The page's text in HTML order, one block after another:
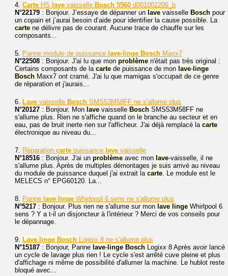
4. Carte HS lave vaisselle Bosch 5560 d001002206_b
N°22179 : Bonjour. J’essaye de dépanner un lave vaisselle Bosch pour
un copain et j’aurai besoin d’aide pour identifier la cause possible. La
carte ne délivre pas de courant. Aucune trace de chauffe sur les
composants...
5. Panne module de puissance lave-linge Bosch Maxx7
N°22508 : Bonjour. J'ai lu que mon problème n'était pas très original :
Certains composants de la carte de puissance de mon lave-linge
Bosch Maxx7 ont cramé. J'ai lu que mamigas s'occupait de ce genre
de réparation et j'aurais...
6. Lave vaisselle Bosch SMS53M58FF ne s'allume plus
N°20127 : Bonjour. Mon lave vaisselle Bosch SMS53M58FF ne
s'allume plus. Rien ne s'affiche quand on le branche au secteur et en
eau, pas de bruit inerte rien sur l'afficheur. J'ai déjà remplacé la carte
électronique au niveau du...
7. Réparation carte puissance lave vaisselle
N°18516 : Bonjour. J'ai un problème avec mon lave-vaisselle, il ne
s'allume plus. Après de multiples démontages je suis arrivé au niveau
du module de puissance duquel j'ai extrait la carte . Le module est le
MELECS n° EPG60120. La...
8. Panne lave linge Whirlpool 6 sens ne s'allume plus
N°5217 : Bonjour. Plus rien ne s'allume sur mon lave linge Whirlpool 6
sens ? Y a t-il un disjoncteur à l'intérieur ? Merci de vos conseils pour
le dépannage.
9. Lave linge Bosch Logixx 8 ne s'allume plus
N°15187 : Bonjour, Panne lave-linge Bosch Logixx 8 Après avoir lancé
un cycle de lavage plus rien ! Le cycle s'est arrêté cuve pleine et plus
d'affichage ni même de possibilité d'allumer la machine. Le hublot reste
bloqué avec...